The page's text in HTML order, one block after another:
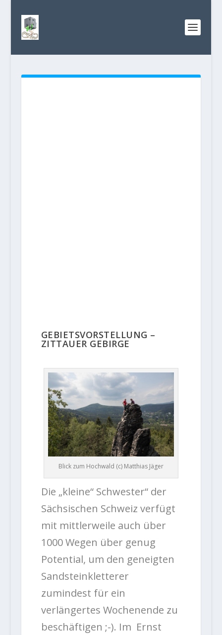
GEBIETSVORSTELLUNG –
ZITTAUER GEBIRGE
Blick zum Hochwald (c) Matthias Jäger
Die „kleine“ Schwester“ der
Sächsischen Schweiz verfügt
mit mittlerweile auch über
1000 Wegen über genug
Potential, um den geneigten
Sandsteinkletterer
zumindest für ein
verlängertes Wochenende zu
beschäftigen ;-). Im Ernst